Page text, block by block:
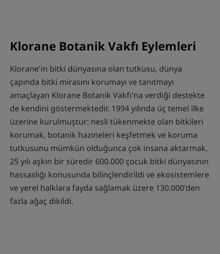
Klorane Botanik Vakfı Eylemleri
Klorane'in bitki dünyasına olan tutkusu, dünya
çapında bitki mirasını korumayı ve tanıtmayı
amaçlayan Klorane Botanik Vakfı'na verdiği destekte
de kendini göstermektedir. 1994 yılında üç temel ilke
üzerine kurulmuştur: nesli tükenmekte olan bitkileri
korumak, botanik hazineleri keşfetmek ve koruma
tutkusunu mümkün olduğunca çok insana aktarmak.
25 yılı aşkın bir süredir 600.000 çocuk bitki dünyasının
hassaslığı konusunda bilinçlendirildi ve ekosistemlere
ve yerel halklara fayda sağlamak üzere 130.000'den
fazla ağaç dikildi.